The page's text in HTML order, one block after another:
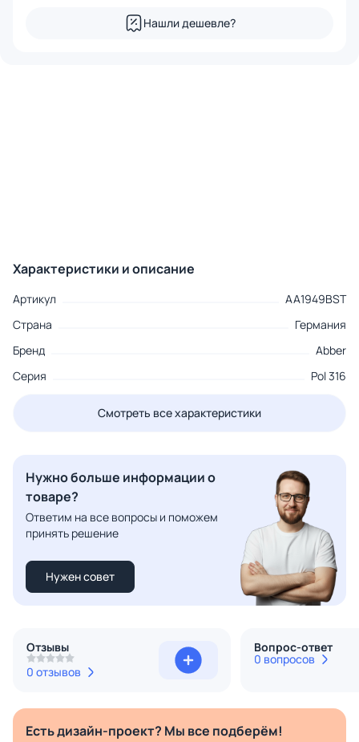
Нашли дешевле?
Характеристики и описание
Артикул
AA1949BST
Страна
Германия
Бренд
Abber
Серия
Pol 316
Смотреть все характеристики
Нужно больше информации о
товаре?
Ответим на все вопросы и поможем
принять решение
Нужен совет
Отзывы
0 отзывов
Вопрос-ответ
0 вопросов
Есть дизайн-проект? Мы все подберём!